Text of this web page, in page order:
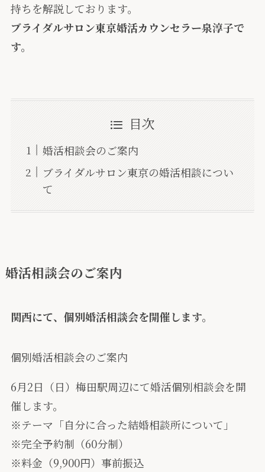
持ちを解説しております。
ブライダルサロン東京婚活カウンセラー泉淳子で
す。
目次
婚活相談会のご案内
ブライダルサロン東京の婚活相談につい
て
婚活相談会のご案内
関西にて、個別婚活相談会を開催します。
個別婚活相談会のご案内
6月2日（日）梅田駅周辺にて婚活個別相談会を開
催します。
※テーマ「自分に合った結婚相談所について」
※完全予約制（60分制）
※料金（9,900円）事前振込